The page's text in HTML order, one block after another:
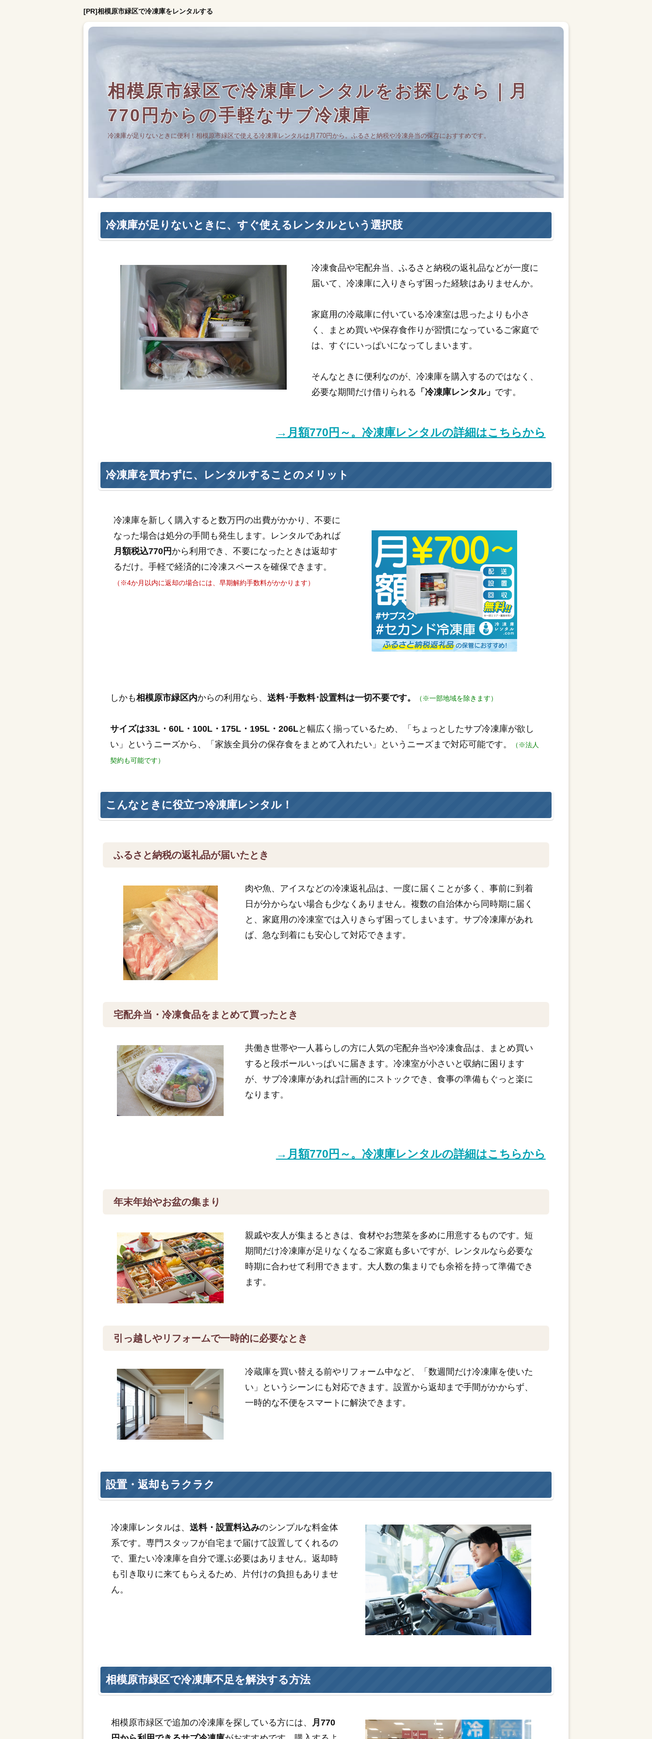
[PR]相模原市緑区で冷凍庫をレンタルする
相模原市緑区で冷凍庫レンタルをお探しなら｜月
770円からの手軽なサブ冷凍庫
冷凍庫が足りないときに便利！相模原市緑区で使える冷凍庫レンタルは月770円から。ふるさと納税や冷凍弁当の保存におすすめです。
冷凍庫が足りないときに、すぐ使えるレンタルという選択肢
冷凍食品や宅配弁当、ふるさと納税の返礼品などが一度に
届いて、冷凍庫に入りきらず困った経験はありませんか。
家庭用の冷蔵庫に付いている冷凍室は思ったよりも小さ
く、まとめ買いや保存食作りが習慣になっているご家庭で
は、すぐにいっぱいになってしまいます。
そんなときに便利なのが、冷凍庫を購入するのではなく、
必要な期間だけ借りられる 「冷凍庫レンタル」 です。
→月額770円～。冷凍庫レンタルの詳細はこちらから
冷凍庫を買わずに、レンタルすることのメリット
冷凍庫を新しく購入すると数万円の出費がかかり、不要に
なった場合は処分の手間も発生します。レンタルであれば
月額税込770円から利用でき、不要になったときは返却す
るだけ。手軽で経済的に冷凍スペースを確保できます。
（※4か月以内に返却の場合には、早期解約手数料がかかります）
しかも相模原市緑区内からの利用なら、送料･手数料･設置料は一切不要です。 （※一部地域を除きます）
サイズは33L・60L・100L・175L・195L・206Lと幅広く揃っているため、「ちょっとしたサブ冷凍庫が欲し
い」というニーズから、「家族全員分の保存食をまとめて入れたい」というニーズまで対応可能です。
（※法人
契約も可能です）
こんなときに役立つ冷凍庫レンタル！
ふるさと納税の返礼品が届いたとき
肉や魚、アイスなどの冷凍返礼品は、一度に届くことが多く、事前に到着
日が分からない場合も少なくありません。複数の自治体から同時期に届く
と、家庭用の冷凍室では入りきらず困ってしまいます。サブ冷凍庫があれ
ば、急な到着にも安心して対応できます。
宅配弁当・冷凍食品をまとめて買ったとき
共働き世帯や一人暮らしの方に人気の宅配弁当や冷凍食品は、まとめ買い
すると段ボールいっぱいに届きます。冷凍室が小さいと収納に困ります
が、サブ冷凍庫があれば計画的にストックでき、食事の準備もぐっと楽に
なります。
→月額770円～。冷凍庫レンタルの詳細はこちらから
年末年始やお盆の集まり
親戚や友人が集まるときは、食材やお惣菜を多めに用意するものです。短
期間だけ冷凍庫が足りなくなるご家庭も多いですが、レンタルなら必要な
時期に合わせて利用できます。大人数の集まりでも余裕を持って準備でき
ます。
引っ越しやリフォームで一時的に必要なとき
冷蔵庫を買い替える前やリフォーム中など、「数週間だけ冷凍庫を使いた
い」というシーンにも対応できます。設置から返却まで手間がかからず、
一時的な不便をスマートに解決できます。
設置・返却もラクラク
冷凍庫レンタルは、送料・設置料込みのシンプルな料金体
系です。専門スタッフが自宅まで届けて設置してくれるの
で、重たい冷凍庫を自分で運ぶ必要はありません。返却時
も引き取りに来てもらえるため、片付けの負担もありませ
ん。
相模原市緑区で冷凍庫不足を解決する方法
相模原市緑区で追加の冷凍庫を探している方には、
月770